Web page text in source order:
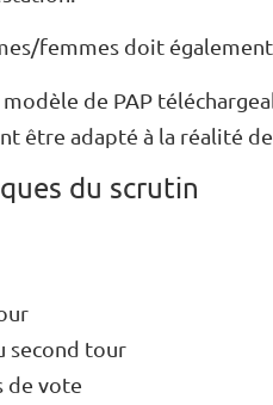
femmes doit
modèle de PAP
être adapté à la réalité
du scrutin
second tour
de vote